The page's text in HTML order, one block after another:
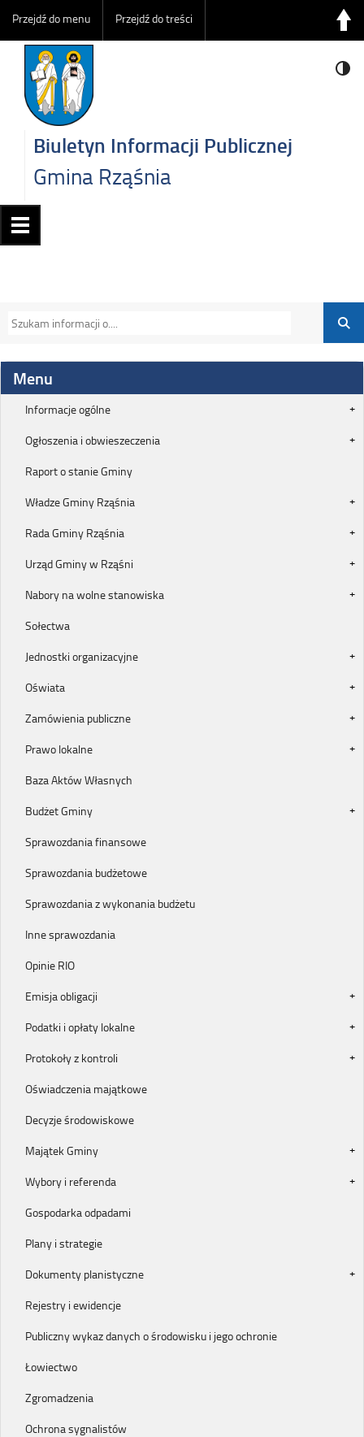
Przejdź do menu Przejdź do treści
Biuletyn Informacji Publicznej
Gmina Rząśnia
Menu
Informacje ogólne
Ogłoszenia i obwieszeczenia
Raport o stanie Gminy
Władze Gminy Rząśnia
Rada Gminy Rząśnia
Urząd Gminy w Rząśni
Nabory na wolne stanowiska
Sołectwa
Jednostki organizacyjne
Oświata
Zamówienia publiczne
Prawo lokalne
Baza Aktów Własnych
Budżet Gminy
Sprawozdania finansowe
Sprawozdania budżetowe
Sprawozdania z wykonania budżetu
Inne sprawozdania
Opinie RIO
Emisja obligacji
Podatki i opłaty lokalne
Protokoły z kontroli
Oświadczenia majątkowe
Decyzje środowiskowe
Majątek Gminy
Wybory i referenda
Gospodarka odpadami
Plany i strategie
Dokumenty planistyczne
Rejestry i ewidencje
Publiczny wykaz danych o środowisku i jego ochronie
Łowiectwo
Zgromadzenia
Ochrona sygnalistów